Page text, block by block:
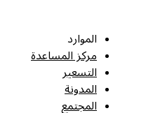
الموارد
مركز المساعدة
التسعير
المدونة
المجتمع